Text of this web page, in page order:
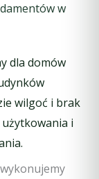
w
dla domów
wilgoć i brak
i